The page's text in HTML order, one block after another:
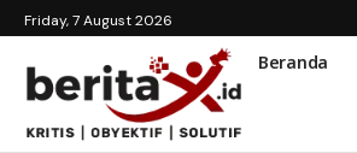
Friday, 7 August 2026
Beranda